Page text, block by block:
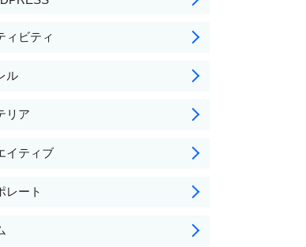
ィビティ
ル
リア
イティブ
レート